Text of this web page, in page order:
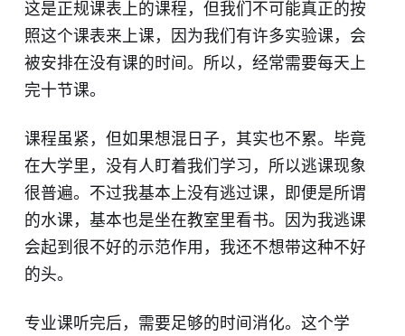
这是正规课表上的课程，但我们不可能真正的按
照这个课表来上课，因为我们有许多实验课，会
被安排在没有课的时间。所以，经常需要每天上
完十节课。
课程虽紧，但如果想混日子，其实也不累。毕竟
在大学里，没有人盯着我们学习，所以逃课现象
很普遍。不过我基本上没有逃过课，即便是所谓
的水课，基本也是坐在教室里看书。因为我逃课
会起到很不好的示范作用，我还不想带这种不好
的头。
专业课听完后，需要足够的时间消化。这个学